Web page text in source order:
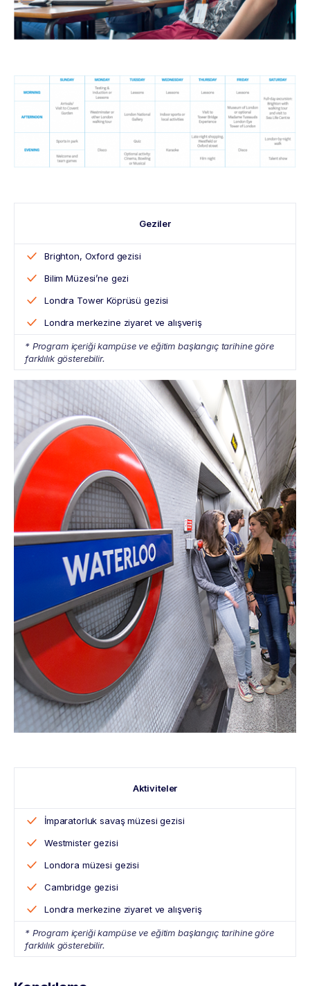
Geziler
Brighton, Oxford gezisi
Bilim Müzesi’ne gezi
Londra Tower Köprüsü gezisi
Londra merkezine ziyaret ve alışveriş
* Program içeriği kampüse ve eğitim başlangıç tarihine göre
farklılık gösterebilir.
Aktiviteler
İmparatorluk savaş müzesi gezisi
Westmister gezisi
Londora müzesi gezisi
Cambridge gezisi
Londra merkezine ziyaret ve alışveriş
* Program içeriği kampüse ve eğitim başlangıç tarihine göre
farklılık gösterebilir.